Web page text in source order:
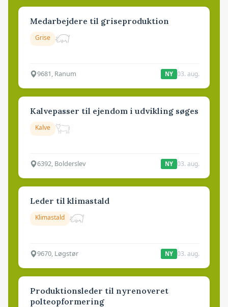
Medarbejdere til griseproduktion
Grise
9681, Ranum NY 03. aug.
Kalvepasser til ejendom i udvikling søges
Kalve
6392, Bolderslev NY 03. aug.
Leder til klimastald
Klimastald
9670, Løgstør NY 03. aug.
Produktionsleder til nyrenoveret
polteopformering